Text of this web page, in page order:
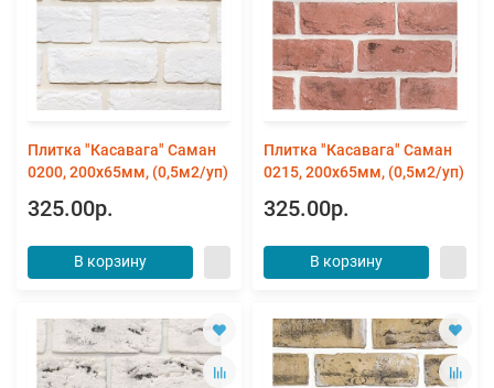
Плитка "Касавага" Саман
0200, 200х65мм, (0,5м2/уп)
325.00р.
В корзину
Плитка "Касавага" Саман
0215, 200х65мм, (0,5м2/уп)
325.00р.
В корзину